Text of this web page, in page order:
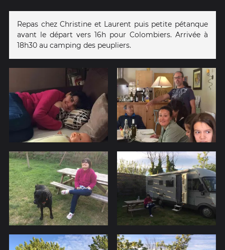
Repas chez Christine et Laurent puis petite pétanque
avant le départ vers 16h pour Colombiers. Arrivée à
18h30 au camping des peupliers.